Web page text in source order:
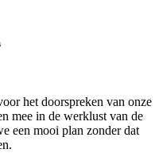
het doorspreken van onze
mee in de werklust van de
een mooi plan zonder dat